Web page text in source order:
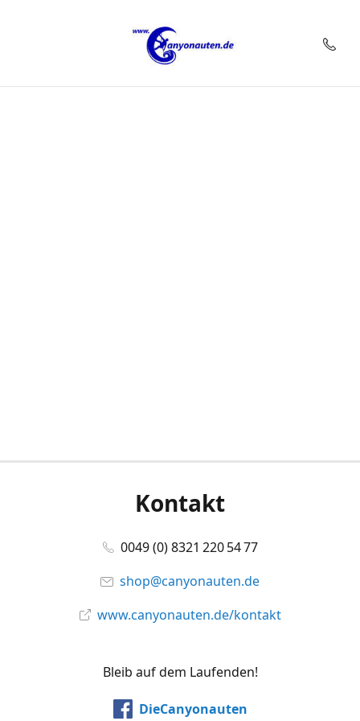
Kontakt
0049 (0) 8321 220 54 77
shop@canyonauten.de
www.canyonauten.de/kontakt
Bleib auf dem Laufenden!
DieCanyonauten